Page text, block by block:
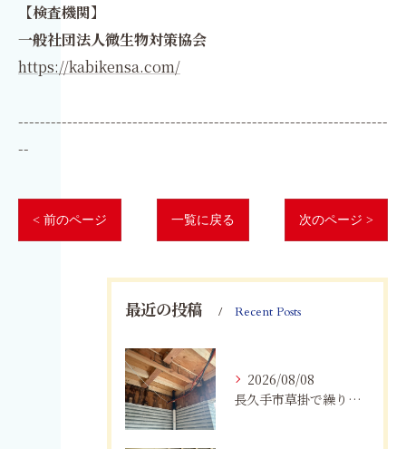
【検査機関】
一般社団法人微生物対策協会
https://kabikensa.com/
--------------------------------------------------------------------
--
< 前のページ 一覧に戻る 次のページ >
最近の投稿 Recent Posts
2026/08/08
長久手市草掛で繰り返すカビにお困りの方へ｜原因から解決策まで紹介